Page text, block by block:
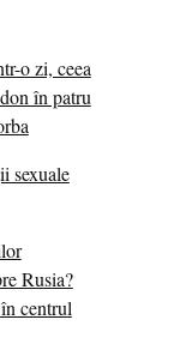
o zi, ceea
în patru
sexuale
Rusia?
centrul